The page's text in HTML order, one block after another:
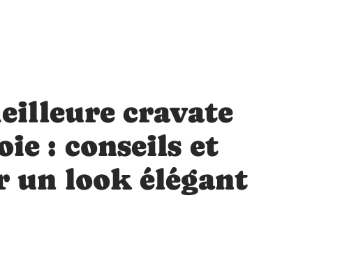
cravate
: conseils et
un look élégant